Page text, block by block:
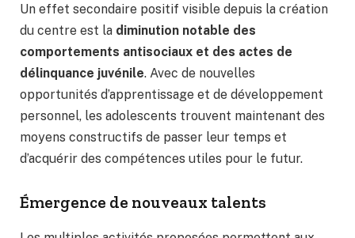
Un effet secondaire positif visible depuis la création
du centre est la diminution notable des
comportements antisociaux et des actes de
délinquance juvénile. Avec de nouvelles
opportunités d’apprentissage et de développement
personnel, les adolescents trouvent maintenant des
moyens constructifs de passer leur temps et
d’acquérir des compétences utiles pour le futur.
Émergence de nouveaux talents